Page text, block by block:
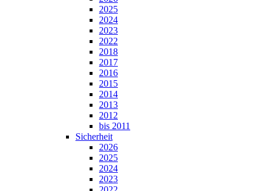
2025
2024
2023
2022
2018
2017
2016
2015
2014
2013
2012
bis 2011
Sicherheit
2026
2025
2024
2023